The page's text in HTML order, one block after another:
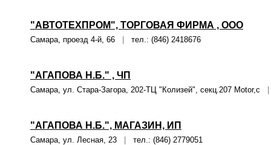
"АВТОТЕХПРОМ", ТОРГОВАЯ ФИРМА , ООО
Самара, проезд 4-й, 66 тел.: (846) 2418676
"АГАПОВА Н.Б." , ЧП
Самара, ул. Стара-Загора, 202-ТЦ "Колизей", секц.207 Motor,с
"АГАПОВА Н.Б.", МАГАЗИН, ИП
Самара, ул. Лесная, 23 тел.: (846) 2779051